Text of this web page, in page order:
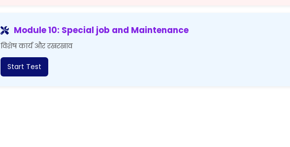
Module 10: Special job and Maintenance
विशेष कार्य और रखरखाव
Start Test